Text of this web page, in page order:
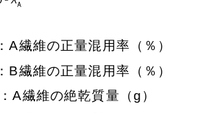
：A繊維の正量混用率（％）
：B繊維の正量混用率（％）
：A繊維の絶乾質量（g）